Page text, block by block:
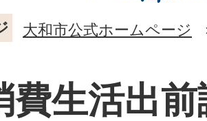
大和市公式ホームページ
費生活出前